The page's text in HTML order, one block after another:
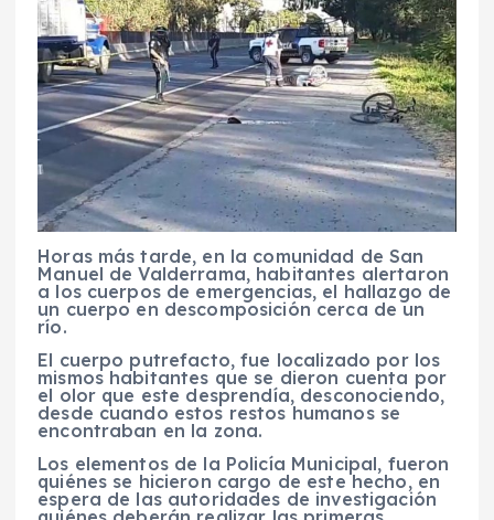
Horas más tarde, en la comunidad de San
Manuel de Valderrama, habitantes alertaron
a los cuerpos de emergencias, el hallazgo de
un cuerpo en descomposición cerca de un
río.
El cuerpo putrefacto, fue localizado por los
mismos habitantes que se dieron cuenta por
el olor que este desprendía, desconociendo,
desde cuando estos restos humanos se
encontraban en la zona.
Los elementos de la Policía Municipal, fueron
quiénes se hicieron cargo de este hecho, en
espera de las autoridades de investigación